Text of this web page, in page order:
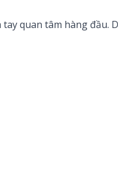
quan tâm hàng đầu.